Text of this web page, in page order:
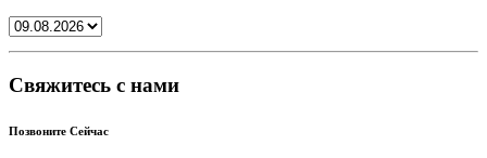
Свяжитесь с нами
Позвоните Сейчас